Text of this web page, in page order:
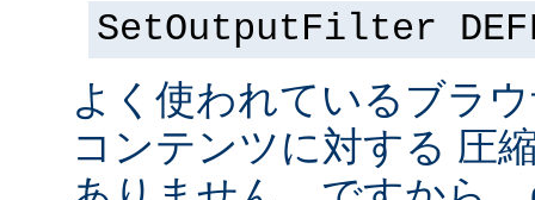
SetOutputFilter
よく使われているブラ
コンテンツに対する 圧